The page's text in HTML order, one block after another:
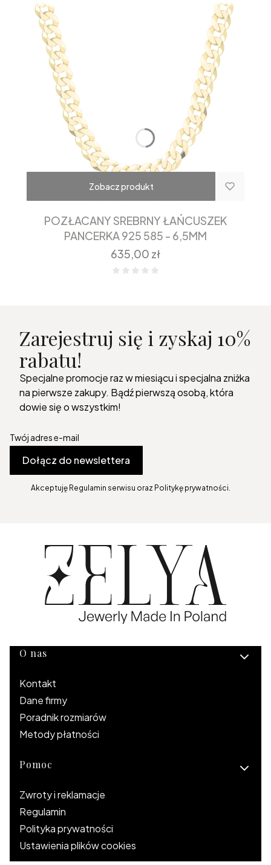
Zobacz produkt
POZŁACANY SREBRNY ŁAŃCUSZEK
PANCERKA 925 585 - 6,5MM
Cena
635,00 zł
Zarejestruj się i zyskaj 10%
rabatu!
Specjalne promocje raz w miesiącu i specjalna zniżka
na pierwsze zakupy. Bądź pierwszą osobą, która
dowie się o wszystkim!
Twój adres e-mail
Dołącz do newslettera
Akceptuję Regulamin serwisu oraz Politykę prywatności.
Linki w stopce
O nas
Kontakt
Dane firmy
Poradnik rozmiarów
Metody płatności
Pomoc
Zwroty i reklamacje
Regulamin
Polityka prywatności
Ustawienia plików cookies